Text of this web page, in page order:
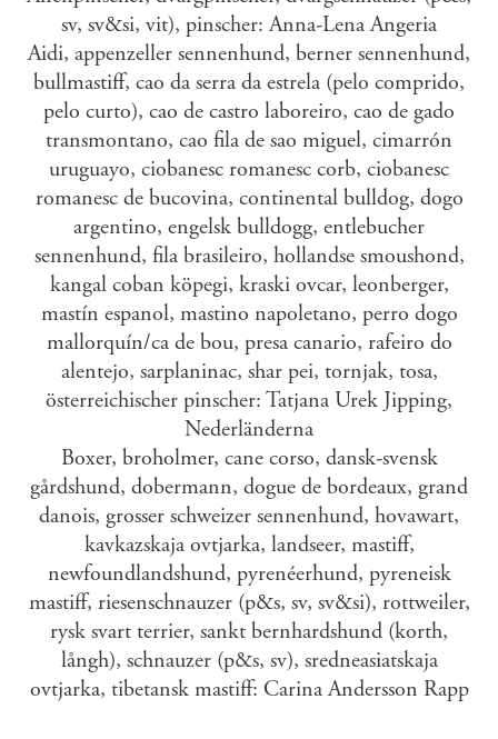
sv, sv&si, vit), pinscher: Anna-Lena Angeria
Aidi, appenzeller sennenhund, berner sennenhund,
bullmastiff, cao da serra da estrela (pelo comprido,
pelo curto), cao de castro laboreiro, cao de gado
transmontano, cao fila de sao miguel, cimarrón
uruguayo, ciobanesc romanesc corb, ciobanesc
romanesc de bucovina, continental bulldog, dogo
argentino, engelsk bulldogg, entlebucher
sennenhund, fila brasileiro, hollandse smoushond,
kangal coban köpegi, kraski ovcar, leonberger,
mastín espanol, mastino napoletano, perro dogo
mallorquín/ca de bou, presa canario, rafeiro do
alentejo, sarplaninac, shar pei, tornjak, tosa,
österreichischer pinscher: Tatjana Urek Jipping,
Nederländerna
Boxer, broholmer, cane corso, dansk-svensk
gårdshund, dobermann, dogue de bordeaux, grand
danois, grosser schweizer sennenhund, hovawart,
kavkazskaja ovtjarka, landseer, mastiff,
newfoundlandshund, pyrenéerhund, pyreneisk
mastiff, riesenschnauzer (p&s, sv, sv&si), rottweiler,
rysk svart terrier, sankt bernhardshund (korth,
långh), schnauzer (p&s, sv), sredneasiatskaja
ovtjarka, tibetansk mastiff: Carina Andersson Rapp